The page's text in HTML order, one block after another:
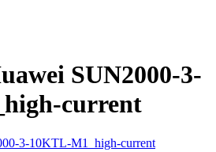
SUN2000-3-
current
3-10KTL-M1_high-current